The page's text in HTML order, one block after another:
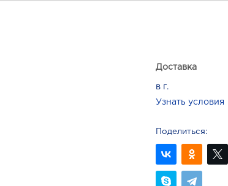
Доставка
в г.
Узнать условия